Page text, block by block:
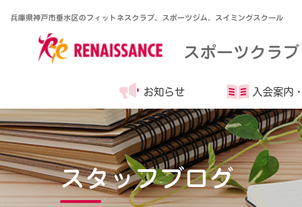
兵庫県神戸市垂水区のフィットネスクラブ、スポーツジム、スイミングスクール
スポーツクラブ
お知らせ 入会案内・
スタッフブログ